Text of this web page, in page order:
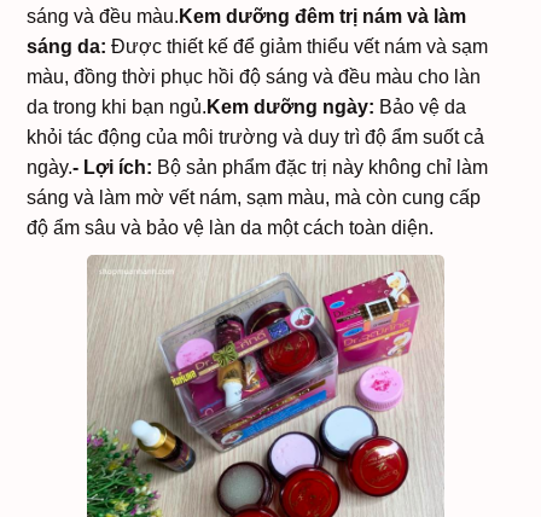
sáng và đều màu. Kem dưỡng đêm trị nám và làm
sáng da: Được thiết kế để giảm thiểu vết nám và sạm
màu, đồng thời phục hồi độ sáng và đều màu cho làn
da trong khi bạn ngủ. Kem dưỡng ngày: Bảo vệ da
khỏi tác động của môi trường và duy trì độ ẩm suốt cả
ngày.- Lợi ích: Bộ sản phẩm đặc trị này không chỉ làm
sáng và làm mờ vết nám, sạm màu, mà còn cung cấp
độ ẩm sâu và bảo vệ làn da một cách toàn diện.